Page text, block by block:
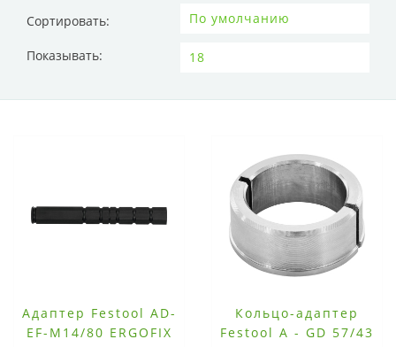
Сортировать:
Показывать:
Адаптер Festool AD-
EF-M14/80 ERGOFIX
Кольцо-адаптер
Festool A - GD 57/43